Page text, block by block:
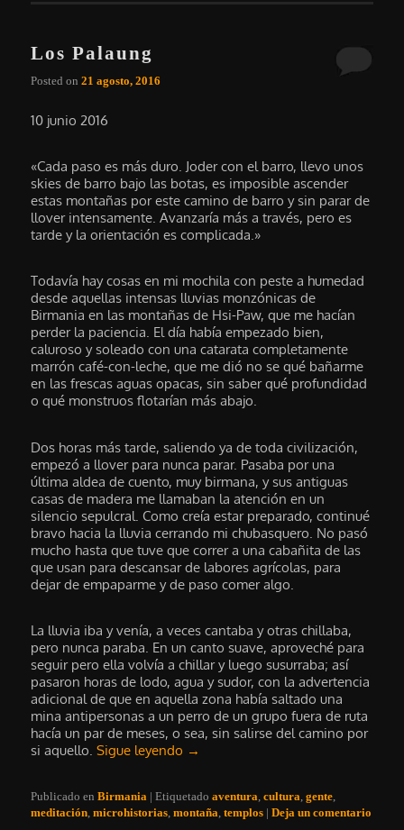
Los Palaung
Posted on21 agosto, 2016
10 junio 2016
«Cada paso es más duro. Joder con el barro, llevo unos
skies de barro bajo las botas, es imposible ascender
estas montañas por este camino de barro y sin parar de
llover intensamente. Avanzaría más a través, pero es
tarde y la orientación es complicada.»
Todavía hay cosas en mi mochila con peste a humedad
desde aquellas intensas lluvias monzónicas de
Birmania en las montañas de Hsi-Paw, que me hacían
perder la paciencia. El día había empezado bien,
caluroso y soleado con una catarata completamente
marrón café-con-leche, que me dió no se qué bañarme
en las frescas aguas opacas, sin saber qué profundidad
o qué monstruos flotarían más abajo.
Dos horas más tarde, saliendo ya de toda civilización,
empezó a llover para nunca parar. Pasaba por una
última aldea de cuento, muy birmana, y sus antiguas
casas de madera me llamaban la atención en un
silencio sepulcral. Como creía estar preparado, continué
bravo hacia la lluvia cerrando mi chubasquero. No pasó
mucho hasta que tuve que correr a una cabañita de las
que usan para descansar de labores agrícolas, para
dejar de empaparme y de paso comer algo.
La lluvia iba y venía, a veces cantaba y otras chillaba,
pero nunca paraba. En un canto suave, aproveché para
seguir pero ella volvía a chillar y luego susurraba; así
pasaron horas de lodo, agua y sudor, con la advertencia
adicional de que en aquella zona había saltado una
mina antipersonas a un perro de un grupo fuera de ruta
hacía un par de meses, o sea, sin salirse del camino por
si aquello.Sigue leyendo →
Publicado en Birmania |Etiquetado aventura ,cultura ,gente
meditación ,microhistorias ,montaña ,templos |Deja un comentario